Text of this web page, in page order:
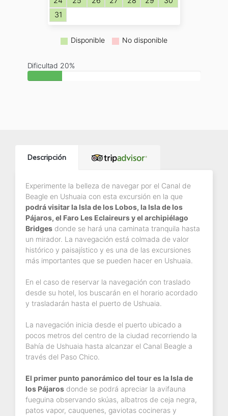
31
Disponible No disponible
Dificultad 20%
Descripción
Experimente la belleza de navegar por el Canal de
Beagle en Ushuaia con esta excursión en la que
podrá visitar la Isla de los Lobos, la Isla de los
Pájaros, el Faro Les Eclaireurs y el archipiélago
Bridges donde se hará una caminata tranquila hasta
un mirador. La navegación está colmada de valor
histórico y paisajístico y es una de las excursiones
más importantes que se pueden hacer en Ushuaia.
En el caso de reservar la navegación con traslado
desde su hotel, los buscarán en el horario acordado
y trasladarán hasta el puerto de Ushuaia.
La navegación inicia desde el puerto ubicado a
pocos metros del centro de la ciudad recorriendo la
Bahía de Ushuaia hasta alcanzar el Canal Beagle a
través del Paso Chico.
El primer punto panorámico del tour es la Isla de
los Pájaros donde se podrá apreciar la avifauna
fueguina observando skúas, albatros de ceja negra,
patos vapor, cauquenes, gaviotas cocineras y